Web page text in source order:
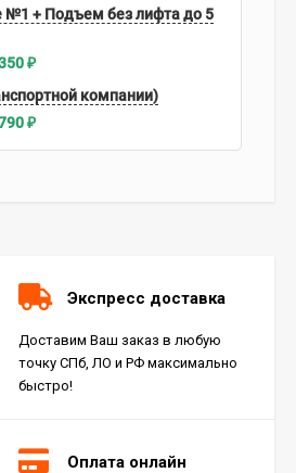
№1 + Подъем без лифта до 5
₽
компании)
₽
Экспресс доставка
Доставим Ваш заказ в любую
точку СПб, ЛО и РФ максимально
быстро!
Оплата онлайн